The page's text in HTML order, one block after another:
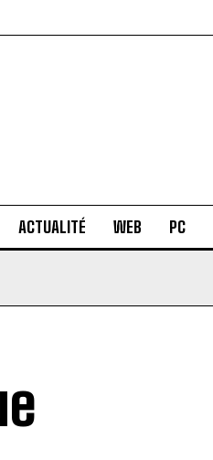
ACTUALITÉ WEB PC